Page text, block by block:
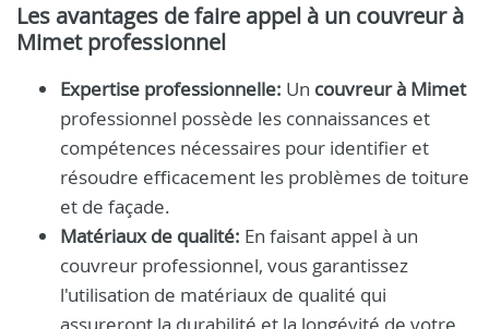
Les avantages de faire appel à un couvreur à
Mimetprofessionnel
Expertise professionnelle: Un couvreur à Mimet
professionnel possède les connaissances et
compétences nécessaires pour identifier et
résoudre efficacement les problèmes de toiture
et de façade.
Matériaux de qualité: En faisant appel à un
couvreur professionnel, vous garantissez
l'utilisation de matériaux de qualité qui